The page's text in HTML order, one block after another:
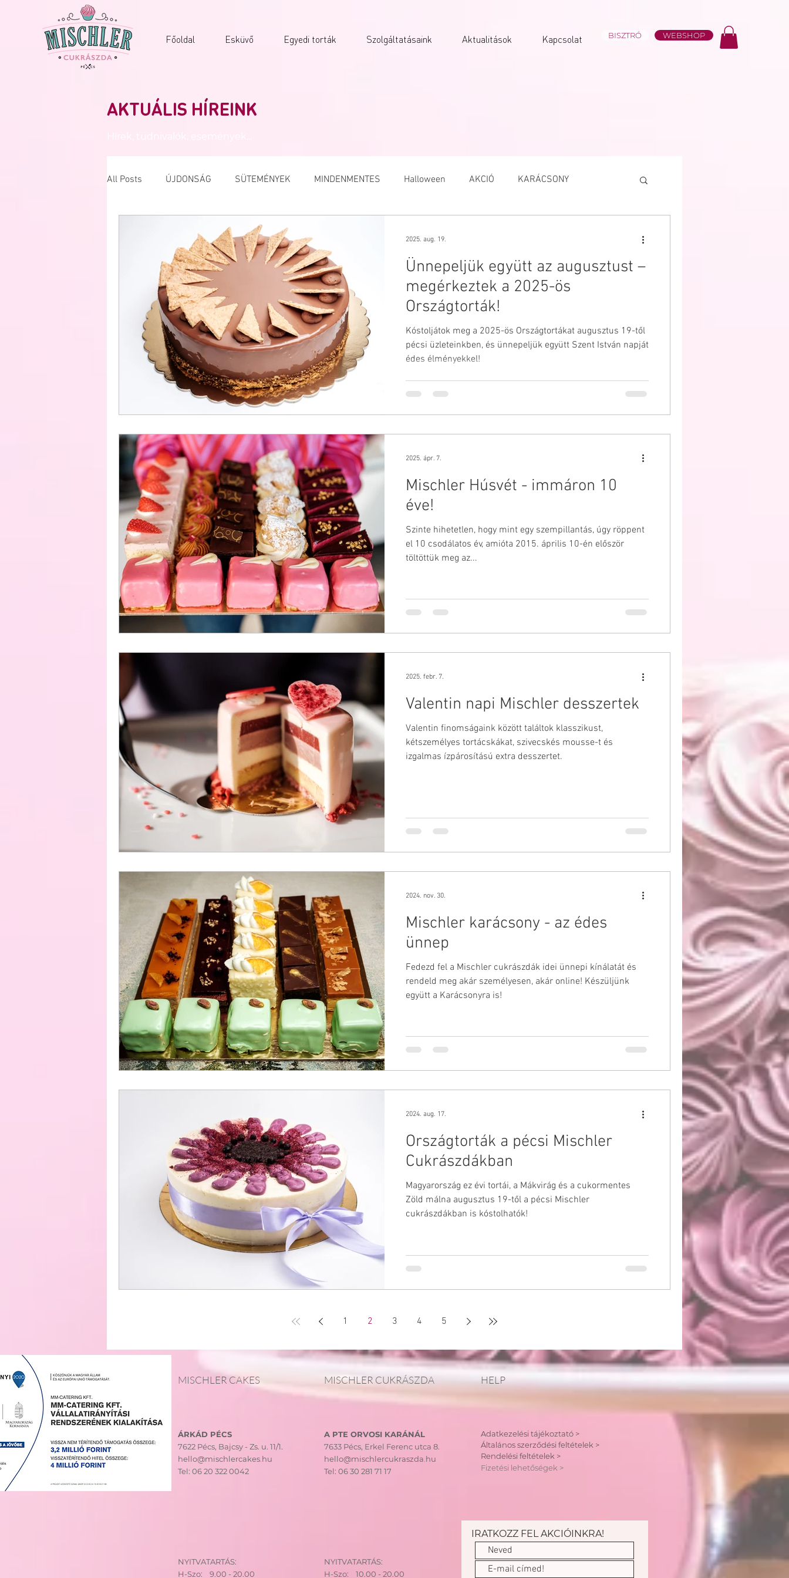
Főoldal Esküvő Egyedi torták Szolgáltatásaink Aktualitások Kapcsolat BISZTRÓ WEBSHOP
AKTUÁLIS HÍREINK
All Posts ÚJDONSÁG SÜTEMÉNYEK MINDENMENTES Halloween AKCIÓ KARÁCSONY
NUTELLA
Formatorta Anyák Napja Gyereknap Jótékonysági esemény Ország torta ESKÜVŐ
Házhozszállítás
Ünnepeljük együtt az augusztust –
megérkeztek a 2025-ös
Országtorták!
Kóstoljátok meg a 2025-ös Országtortákat augusztus 19-től
pécsi üzleteinkben, és ünnepeljük együtt Szent István napját
édes élményekkel!
2025. aug. 19.
Mischler Húsvét - immáron 10
éve!
Szinte hihetetlen, hogy mint egy szempillantás, úgy röppent
el 10 csodálatos év, amióta 2015. április 10-én először
töltöttük meg az...
2025. ápr. 7.
Valentin napi Mischler desszertek
Valentin finomságaink között találtok klasszikust,
kétszemélyes tortácskákat, szivecskés mousse-t és
izgalmas ízpárosítású extra desszertet.
2025. febr. 7.
Mischler karácsony - az édes
ünnep
Fedezd fel a Mischler cukrászdák idei ünnepi kínálatát és
rendeld meg akár személyesen, akár online! Készüljünk
együtt a Karácsonyra is!
2024. nov. 30.
Országtorták a pécsi Mischler
Cukrászdákban
Magyarország ez évi tortái, a Mákvirág és a cukormentes
Zöld málna augusztus 19-től a pécsi Mischler
cukrászdákban is kóstolhatók!
2024. aug. 17.
1 2 3 4 5
MISCHLER CAKES
ÁRKÁD PÉCS
7622 Pécs, Bajcsy - Zs. u. 11/1.
hello@mischlercakes.hu
Tel: 06 20 322 0042
MISCHLER CUKRÁSZDA
A PTE ORVOSI KARÁNÁL
7633 Pécs, Erkel Ferenc utca 8.
hello@mischlercukraszda.hu
Tel: 06 30 281 71 17
HELP
Adatkezelési tájékoztató >
Általános szerződési feltételek >
Rendelési feltételek >
Fizetési lehetőségek >
NYITVATARTÁS:
H-Szo: 9.00 - 20.00
NYITVATARTÁS:
H-Szo: 10.00 - 20.00
IRATKOZZ FEL AKCIÓINKRA!